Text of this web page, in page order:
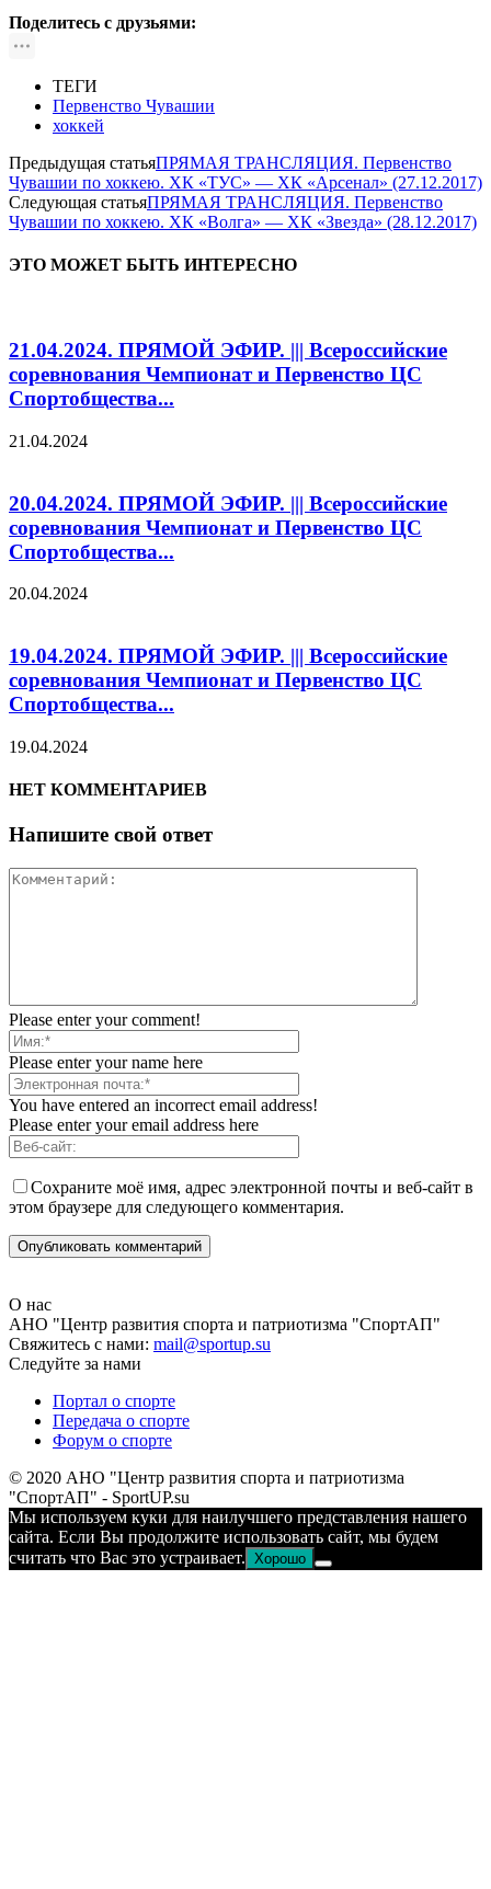
Поделитесь с друзьями:
ТЕГИ
Первенство Чувашии
хоккей
Предыдущая статьяПРЯМАЯ ТРАНСЛЯЦИЯ. Первенство
Чувашии по хоккею. ХК «ТУС» — ХК «Арсенал» (27.12.2017)
Следующая статьяПРЯМАЯ ТРАНСЛЯЦИЯ. Первенство
Чувашии по хоккею. ХК «Волга» — ХК «Звезда» (28.12.2017)
ЭТО МОЖЕТ БЫТЬ ИНТЕРЕСНО
21.04.2024. ПРЯМОЙ ЭФИР. ||| Всероссийские
соревнования Чемпионат и Первенство ЦС
Спортобщества...
21.04.2024
20.04.2024. ПРЯМОЙ ЭФИР. ||| Всероссийские
соревнования Чемпионат и Первенство ЦС
Спортобщества...
20.04.2024
19.04.2024. ПРЯМОЙ ЭФИР. ||| Всероссийские
соревнования Чемпионат и Первенство ЦС
Спортобщества...
19.04.2024
НЕТ КОММЕНТАРИЕВ
Напишите свой ответ
Please enter your comment!
Please enter your name here
You have entered an incorrect email address!
Please enter your email address here
Сохраните моё имя, адрес электронной почты и веб-сайт в
этом браузере для следующего комментария.
О нас
АНО "Центр развития спорта и патриотизма "СпортАП"
Свяжитесь с нами: mail@sportup.su
Следуйте за нами
Портал о спорте
Передача о спорте
Форум о спорте
© 2020 АНО "Центр развития спорта и патриотизма
"СпортАП" - SportUP.su
Мы используем куки для наилучшего представления нашего
сайта. Если Вы продолжите использовать сайт, мы будем
считать что Вас это устраивает. Хорошо